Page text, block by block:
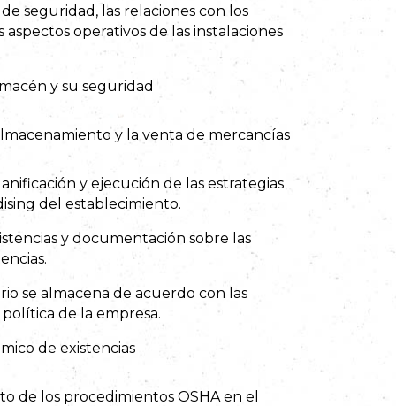
seguridad, las relaciones con los
operativos de las instalaciones
y su seguridad
y la venta de mercancías
y ejecución de las estrategias
del establecimiento.
y documentación sobre las
se almacena de acuerdo con las
de la empresa.
de existencias
de los procedimientos OSHA en el